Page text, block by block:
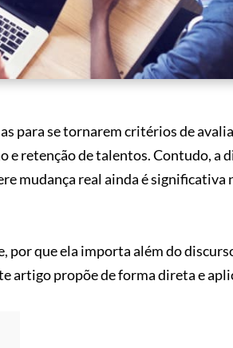
para se tornarem critérios de
e retenção de talentos. Contudo, a
mudança real ainda é significativa
por que ela importa além do
artigo propõe de forma direta e